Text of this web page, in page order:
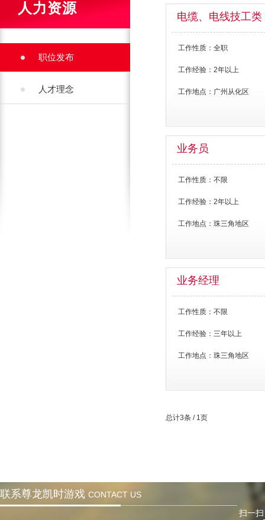
人力资源
职位发布
人才理念
电缆、电线技工
工作性质： 全职
工作经验： 2年以上
工作地点： 广州从化区
业务员
工作性质： 不限
工作经验： 2年以上
工作地点： 珠三角地区
业务经理
工作性质： 不限
工作经验： 三年以上
工作地点： 珠三角地区
总计3条 / 1页
联系尊龙凯时游戏 CONTACT US
扫一扫